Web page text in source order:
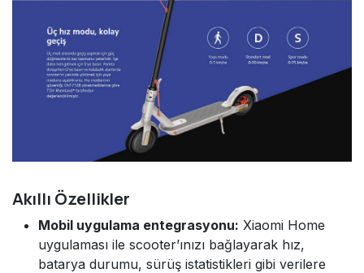
Akıllı Özellikler
Mobil uygulama entegrasyonu: Xiaomi Home
uygulaması ile scooter’ınızı bağlayarak hız,
batarya durumu, sürüş istatistikleri gibi verilere